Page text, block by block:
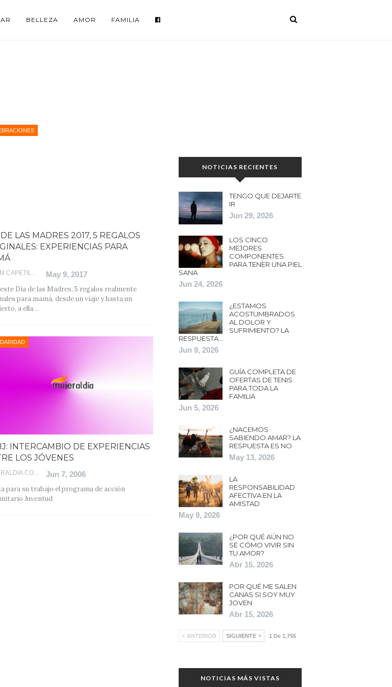
BELLEZA AMOR FAMILIA
LAS MADRES 2017, 5 REGALOS
EXPERIENCIAS PARA
May 9, 2017
Día de las Madres, 5 regalos realmente
para mamá, desde un viaje y hasta un
a ella…
INTERCAMBIO DE EXPERIENCIAS
LOS JÓVENES
Jun 7, 2006
para su trabajo el programa de acción
Juventud
NOTICIAS RECIENTES
TENGO QUE DEJARTE
IR
Jun 29, 2026
LOS CINCO
MEJORES
COMPONENTES
PARA TENER UNA PIEL
SANA
Jun 24, 2026
¿ESTAMOS
ACOSTUMBRADOS
AL DOLOR Y
SUFRIMIENTO? LA
RESPUESTA…
Jun 9, 2026
GUÍA COMPLETA DE
OFERTAS DE TENIS
PARA TODA LA
FAMILIA
Jun 5, 2026
¿NACEMOS
SABIENDO AMAR? LA
RESPUESTA ES NO
May 13, 2026
LA
RESPONSABILIDAD
AFECTIVA EN LA
AMISTAD
May 9, 2026
¿POR QUÉ AÚN NO
SÉ CÓMO VIVIR SIN
TU AMOR?
Abr 15, 2026
POR QUÉ ME SALEN
CANAS SI SOY MUY
JOVEN
Abr 15, 2026
ANTERIOR SIGUIENTE 1 De 1,755
NOTICIAS MÁS VISTAS